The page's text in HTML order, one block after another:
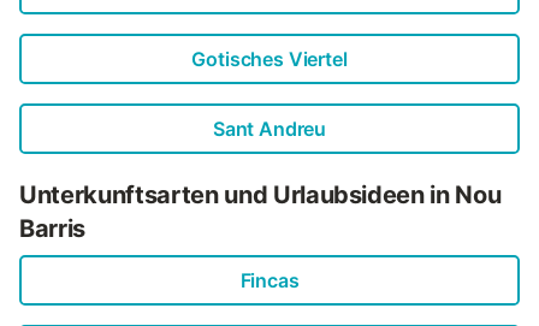
Gotisches Viertel
Sant Andreu
Unterkunftsarten und Urlaubsideen in Nou
Barris
Fincas